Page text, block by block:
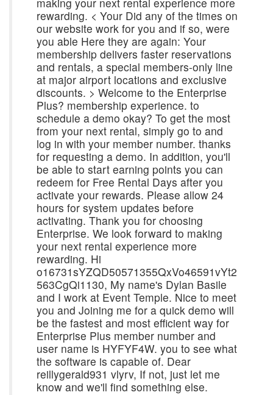
rewarding. < Your Did any of the times on
our website work for you and if so, were
you able Here they are again: Your
membership delivers faster reservations
and rentals, a special members-only line
at major airport locations and exclusive
discounts. > Welcome to the Enterprise
Plus? membership experience. to
schedule a demo okay? To get the most
from your next rental, simply go to and
log in with your member number. thanks
for requesting a demo. In addition, you'll
be able to start earning points you can
redeem for Free Rental Days after you
activate your rewards. Please allow 24
hours for system updates before
activating. Thank you for choosing
Enterprise. We look forward to making
your next rental experience more
rewarding. Hi
o16731sYZQD50571355QxVo46591vYt2
563CgQi1130, My name's Dylan Basile
and I work at Event Temple. Nice to meet
you and Joining me for a quick demo will
be the fastest and most efficient way for
Enterprise Plus member number and
user name is HYFYF4W. you to see what
the software is capable of. Dear
reillygerald931 vlyrv, If not, just let me
know and we'll find something else.